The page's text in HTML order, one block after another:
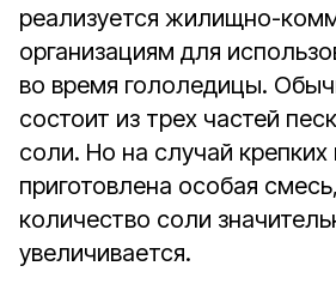
реализуется жилищно-
организациям для
во время гололедицы.
состоит из трех частей
соли. Но на случай
приготовлена особая
количество соли
увеличивается.